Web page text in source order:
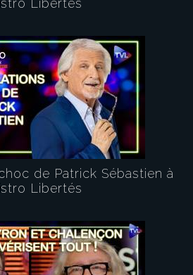
Libertés
de Patrick Sébastien à
Libertés